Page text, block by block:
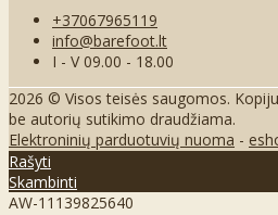
+37067965119
info@barefoot.lt
I - V 09.00 - 18.00
2026 © Visos teisės saugomos.
be autorių sutikimo draudžiama.
Elektroninių parduotuvių nuoma -
Rašyti
Skambinti
AW-11139825640